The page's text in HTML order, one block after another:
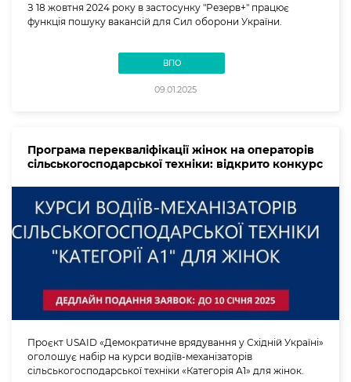
З 18 жовтня 2024 року в застосунку "Резерв+" працює
функція пошуку вакансій для Сил оборони України.
ВПО
09.01.2025
Програма перекваліфікації жінок на операторів
сільськогосподарської техніки: відкрито конкурс
Проєкт USAID «Демократичне врядування у Східній Україні»
оголошує набір на курси водіїв-механізаторів
сільськогосподарської техніки «Категорія А1» для жінок.